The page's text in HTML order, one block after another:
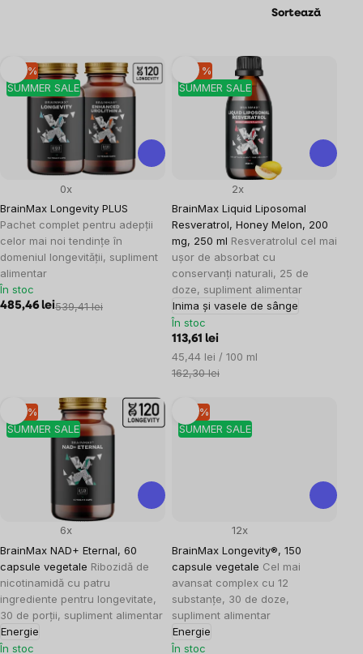
Sortează
Listă
produse
SUMMER SALE
–10 %
BrainMax Longevity PLUS
Pachet complet pentru adepții
celor mai noi tendințe în
domeniul longevității, supliment
alimentar
0x
În stoc
485,46 lei539,41 lei
SUMMER SALE
–30 %
BrainMax Liquid Liposomal
Resveratrol, Honey Melon, 200
mg, 250 ml Resveratrolul cel mai
ușor de absorbat cu
conservanți naturali, 25 de
doze, supliment alimentar
Inima și vasele de sânge
2x
În stoc
113,61 lei
Evaluare
preţ:
45,44 lei / 100 ml
162,30 lei
SUMMER SALE
–10 %
BrainMax NAD+ Eternal, 60
capsule vegetale Ribozidă de
nicotinamidă cu patru
ingrediente pentru longevitate,
30 de porții, supliment alimentar
Energie
6x
În stoc
SUMMER SALE
–10 %
BrainMax Longevity®, 150
capsule vegetale Cel mai
avansat complex cu 12
substanțe, 30 de doze,
supliment alimentar
Energie
12x
În stoc